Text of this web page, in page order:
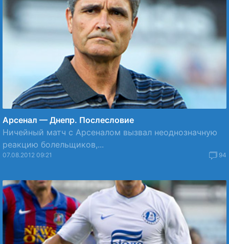
Арсенал — Днепр. Послесловие
Ничейный матч с Арсеналом вызвал неоднозначную
реакцию болельщиков,...
07.08.2012 09:21 94